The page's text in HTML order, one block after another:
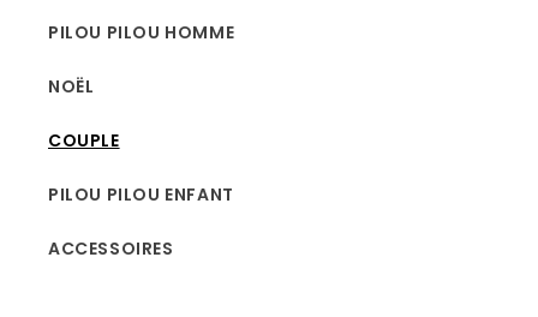
PILOU PILOU HOMME
NOËL
COUPLE
PILOU PILOU ENFANT
ACCESSOIRES